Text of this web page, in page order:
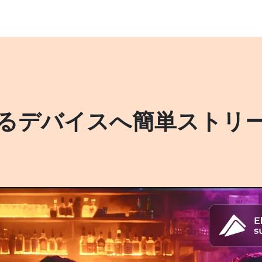
デバイスへ簡単ストリ